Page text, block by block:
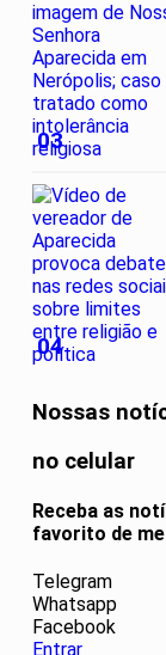
03
04
Nossas
no celular
Receba as
favorito de
Telegram
Whatsapp
Facebook
Entrar